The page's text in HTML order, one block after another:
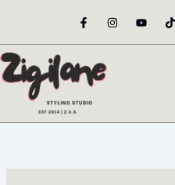
content
F
a
e
o
o
-
I
n
t
Y
o
t
T
i
t